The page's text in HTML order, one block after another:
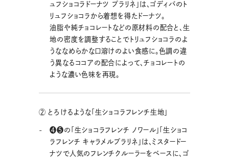
ュフショコラドーナツ プラリネ」は、ゴディバのト
リュフショコラから着想を得たドーナツ。
油脂や純チョコレートなどの原材料の配合と、生
地の密度を調整することでトリュフショコラのよ
うななめらかな口溶けのよい食感に。色調の違
う異なるココアの配合によって、チョコレートの
ような濃い色味を再現。
② とろけるような「生ショコラフレンチ生地」
❹❺の「生ショコラフレンチ ノワール」「生ショコ
ラフレンチ キャラメルプラリネ」は、ミスタードー
ナツで人気のフレンチクルーラーをベースに、ゴ